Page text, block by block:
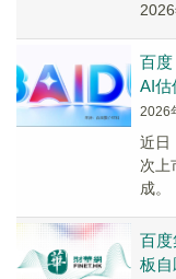
百度
AI估
2026
近日
次上
成。
百度
板